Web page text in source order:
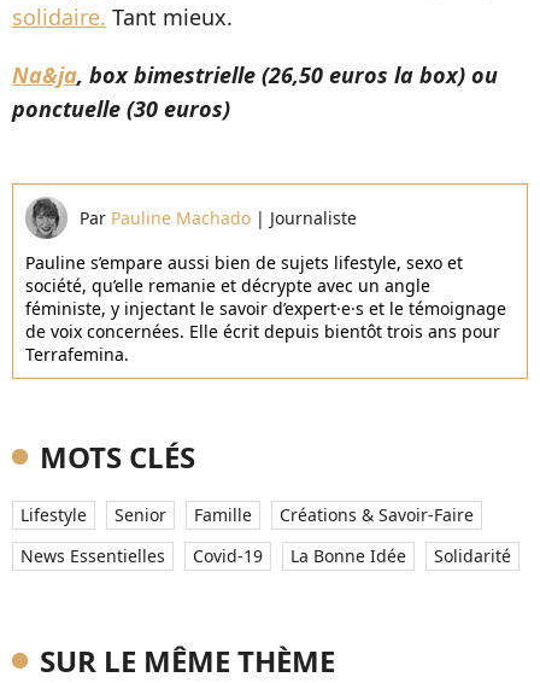
solidaire. Tant mieux.
Na&ja, box bimestrielle (26,50 euros la box) ou
ponctuelle (30 euros)
Par Pauline Machado | Journaliste
Pauline s’empare aussi bien de sujets lifestyle, sexo et
société, qu’elle remanie et décrypte avec un angle
féministe, y injectant le savoir d’expert·e·s et le témoignage
de voix concernées. Elle écrit depuis bientôt trois ans pour
Terrafemina.
MOTS CLÉS
Lifestyle Senior Famille
Créations & Savoir-Faire
News Essentielles
Covid-19 La Bonne Idée Solidarité
SUR LE MÊME THÈME